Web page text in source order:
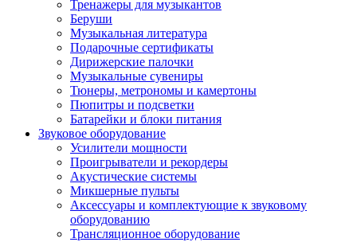
Тренажеры для музыкантов
Беруши
Музыкальная литература
Подарочные сертификаты
Дирижерские палочки
Музыкальные сувениры
Тюнеры, метрономы и камертоны
Пюпитры и подсветки
Батарейки и блоки питания
Звуковое оборудование
Усилители мощности
Проигрыватели и рекордеры
Акустические системы
Микшерные пульты
Аксессуары и комплектующие к звуковому
оборудованию
Трансляционное оборудование